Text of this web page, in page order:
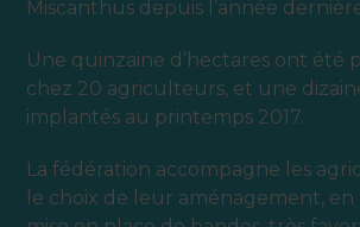
Miscanthus depuis l’année
Une quinzaine d’hectares ont été
chez 20 agriculteurs, et une
implantés au printemps 2017.
La fédération accompagne les
le choix de leur aménagement, en